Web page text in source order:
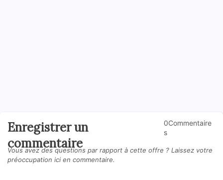
Enregistrer un
commentaire
0Commentaire
s
Vous avez des questions par rapport à cette offre ? Laissez votre
préoccupation ici en commentaire.